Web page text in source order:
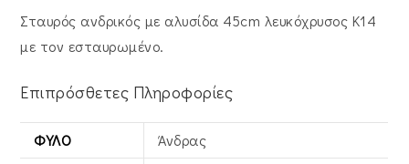
Σταυρός ανδρικός με αλυσίδα 45cm λευκόχρυσος Κ14
με τον εσταυρωμένο.
Επιπρόσθετες Πληροφορίες
ΦΎΛΟ
Άνδρας